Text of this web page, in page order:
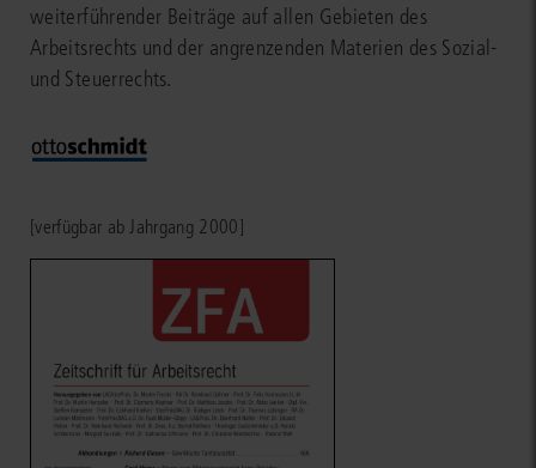
weiterführender Beiträge auf allen Gebieten des
Arbeitsrechts und der angrenzenden Materien des Sozial-
und Steuerrechts.
[verfügbar ab Jahrgang 2000]